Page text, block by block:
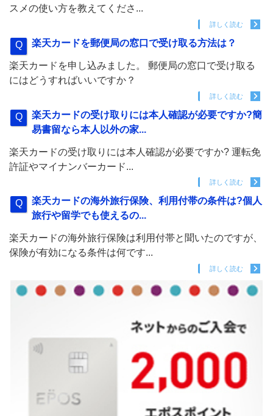
スメの使い方を教えてくださ...
詳しく読む
楽天カードを郵便局の窓口で受け取る方法は？
楽天カードを申し込みました。 郵便局の窓口で受け取る
にはどうすればいいですか？
詳しく読む
楽天カードの受け取りには本人確認が必要ですか?簡
易書留なら本人以外の家...
楽天カードの受け取りには本人確認が必要ですか? 運転免
許証やマイナンバーカード...
詳しく読む
楽天カードの海外旅行保険、利用付帯の条件は?個人
旅行や留学でも使えるの...
楽天カードの海外旅行保険は利用付帯と聞いたのですが、
保険が有効になる条件は何です...
詳しく読む